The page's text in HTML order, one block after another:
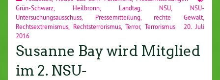
Grün-Schwarz
Heilbronn, Landtag NSU
NSU-
Untersuchungsausschuss
Pressemitteilung rechte Gewalt
Rechtsextremismus
Rechtsterrorismus,Terror, Terrorismus
20. Juli
2016
Susanne Bay wird Mitglied
im 2. NSU-